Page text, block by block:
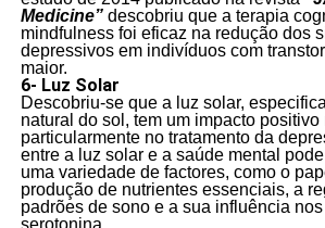
Medicine” descobriu que a terapia
mindfulness foi eficaz na redução dos
depressivos em indivíduos com
maior.
6- Luz Solar
Descobriu-se que a luz solar,
natural do sol, tem um impacto
particularmente no tratamento da
entre a luz solar e a saúde mental
uma variedade de factores, como o
produção de nutrientes essenciais, a
padrões de sono e a sua influência
serotonina.